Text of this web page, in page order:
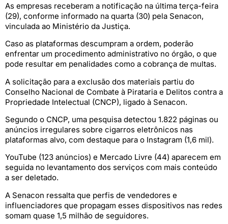
As empresas receberam a notificação na última terça-feira
(29), conforme informado na quarta (30) pela Senacon,
vinculada ao Ministério da Justiça.
Caso as plataformas descumpram a ordem, poderão
enfrentar um procedimento administrativo no órgão, o que
pode resultar em penalidades como a cobrança de multas.
A solicitação para a exclusão dos materiais partiu do
Conselho Nacional de Combate à Pirataria e Delitos contra a
Propriedade Intelectual (CNCP), ligado à Senacon.
Segundo o CNCP, uma pesquisa detectou 1.822 páginas ou
anúncios irregulares sobre cigarros eletrônicos nas
plataformas alvo, com destaque para o Instagram (1,6 mil).
YouTube (123 anúncios) e Mercado Livre (44) aparecem em
seguida no levantamento dos serviços com mais conteúdo
a ser deletado.
A Senacon ressalta que perfis de vendedores e
influenciadores que propagam esses dispositivos nas redes
somam quase 1,5 milhão de seguidores.